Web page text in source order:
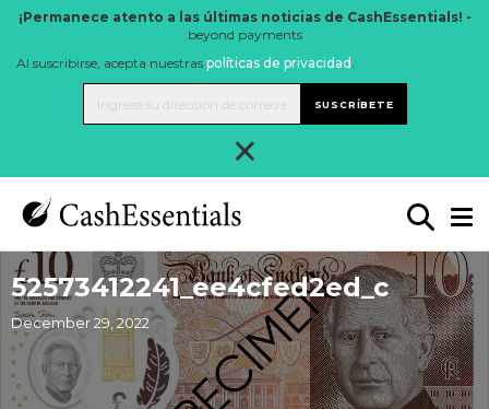
¡Permanece atento a las últimas noticias de CashEssentials! -
beyond payments
Al suscribirse, acepta nuestras políticas de privacidad .
SUSCRÍBETE
×
52573412241_ee4cfed2ed_c
December 29, 2022